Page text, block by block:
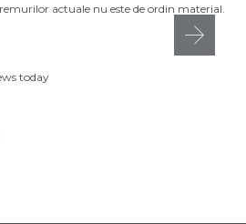
actuale nu este de ordin material.
today